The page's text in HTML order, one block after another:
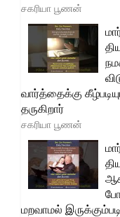
சகரியா பூணன்
வார்த்தைக்கு
தருகிறார்
சகரியா பூணன்
மறவாமல்